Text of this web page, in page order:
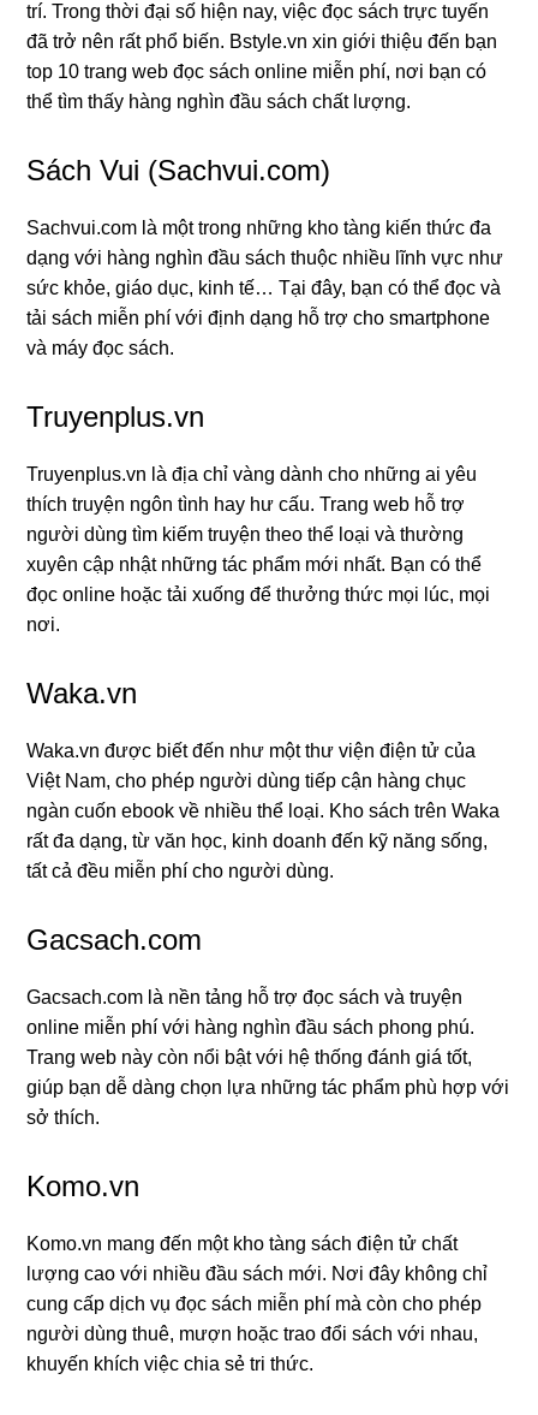
trí. Trong thời đại số hiện nay, việc đọc sách trực tuyến
đã trở nên rất phổ biến. Bstyle.vn xin giới thiệu đến bạn
top 10 trang web đọc sách online miễn phí, nơi bạn có
thể tìm thấy hàng nghìn đầu sách chất lượng.
Sách Vui (Sachvui.com)
Sachvui.com là một trong những kho tàng kiến thức đa
dạng với hàng nghìn đầu sách thuộc nhiều lĩnh vực như
sức khỏe, giáo dục, kinh tế… Tại đây, bạn có thể đọc và
tải sách miễn phí với định dạng hỗ trợ cho smartphone
và máy đọc sách.
Truyenplus.vn
Truyenplus.vn là địa chỉ vàng dành cho những ai yêu
thích truyện ngôn tình hay hư cấu. Trang web hỗ trợ
người dùng tìm kiếm truyện theo thể loại và thường
xuyên cập nhật những tác phẩm mới nhất. Bạn có thể
đọc online hoặc tải xuống để thưởng thức mọi lúc, mọi
nơi.
Waka.vn
Waka.vn được biết đến như một thư viện điện tử của
Việt Nam, cho phép người dùng tiếp cận hàng chục
ngàn cuốn ebook về nhiều thể loại. Kho sách trên Waka
rất đa dạng, từ văn học, kinh doanh đến kỹ năng sống,
tất cả đều miễn phí cho người dùng.
Gacsach.com
Gacsach.com là nền tảng hỗ trợ đọc sách và truyện
online miễn phí với hàng nghìn đầu sách phong phú.
Trang web này còn nổi bật với hệ thống đánh giá tốt,
giúp bạn dễ dàng chọn lựa những tác phẩm phù hợp với
sở thích.
Komo.vn
Komo.vn mang đến một kho tàng sách điện tử chất
lượng cao với nhiều đầu sách mới. Nơi đây không chỉ
cung cấp dịch vụ đọc sách miễn phí mà còn cho phép
người dùng thuê, mượn hoặc trao đổi sách với nhau,
khuyến khích việc chia sẻ tri thức.